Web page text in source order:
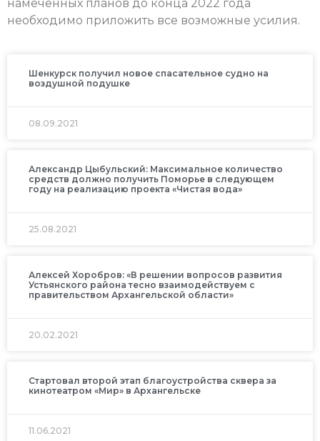
намеченных планов до конца 2022 года
необходимо приложить все возможные усилия.
Шенкурск получил новое спасательное судно на
воздушной подушке
08.09.2021
Александр Цыбульский: Максимальное количество
средств должно получить Поморье в следующем
году на реализацию проекта «Чистая вода»
25.08.2021
Алексей Хоробров: «В решении вопросов развития
Устьянского района тесно взаимодействуем с
правительством Архангельской области»
20.02.2021
Стартовал второй этап благоустройства сквера за
кинотеатром «Мир» в Архангельске
11.06.2021